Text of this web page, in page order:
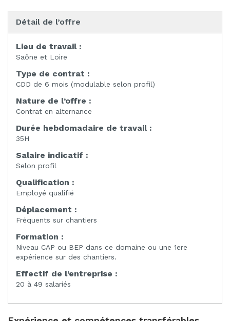
Détail de l’offre
Lieu de travail :
Saône et Loire
Type de contrat :
CDD de 6 mois (modulable selon profil)
Nature de l’offre :
Contrat en alternance
Durée hebdomadaire de travail :
35H
Salaire indicatif :
Selon profil
Qualification :
Employé qualifié
Déplacement :
Fréquents sur chantiers
Formation :
Niveau CAP ou BEP dans ce domaine ou une 1ere
expérience sur des chantiers.
Effectif de l’entreprise :
20 à 49 salariés